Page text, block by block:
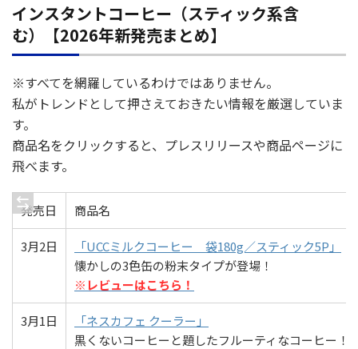
インスタントコーヒー（スティック系含
む）【2026年新発売まとめ】
※すべてを網羅しているわけではありません。
私がトレンドとして押さえておきたい情報を厳選していま
す。
商品名をクリックすると、プレスリリースや商品ページに
飛べます。
発売日 商品名
3月2日
「UCCミルクコーヒー 袋180g／スティック5P」
懐かしの3色缶の粉末タイプが登場！
※レビューはこちら！
3月1日
「ネスカフェ クーラー」
黒くないコーヒーと題したフルーティなコーヒー！